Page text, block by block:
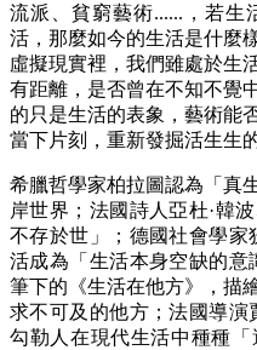
流派、貧窮藝術......，若生
活，那麼如今的生活是什麼
虛擬現實裡，我們雖處於生
有距離，是否曾在不知不覺
的只是生活的表象，藝術能
當下片刻，重新發掘活生生
希臘哲學家柏拉圖認為「真
岸世界；法國詩人亞杜·韓
不存於世」；德國社會學家
活成為「生活本身空缺的意
筆下的《生活在他方》，描
求不可及的他方；法國導演
勾勒人在現代生活中種種